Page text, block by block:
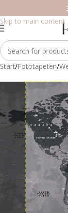
Skip to main content
Start/Fototapeten/